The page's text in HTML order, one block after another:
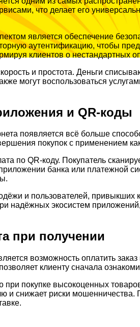
что делает его
является обеспечение
аутентификацию, чтобы
клиентов о нестандартных
и простота. Деньги
могут воспользоваться
и QR-коды
появляется всё больше
покупок с применением
по QR-коду. Покупатель
банка или платежной
и пользователей,
надёжных экосистем
при получении
возможность оплатить
клиенту сначала
покупке высокоценных
и снижает риски